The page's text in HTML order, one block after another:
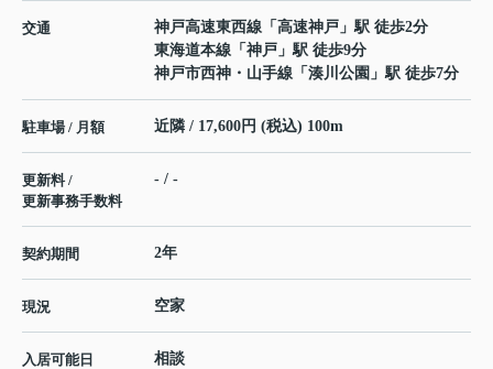
交通 神戸高速東西線 「 高速神戸 」駅 徒歩2分
東海道本線 「 神戸 」駅 徒歩9分
神戸市西神・山手線 「 湊川公園 」駅 徒歩7分
駐車場 / 月額 近隣 / 17,600円 (税込) 100m
更新料 /
更新事務手数料
- / -
契約期間 2年
現況 空家
入居可能日 相談